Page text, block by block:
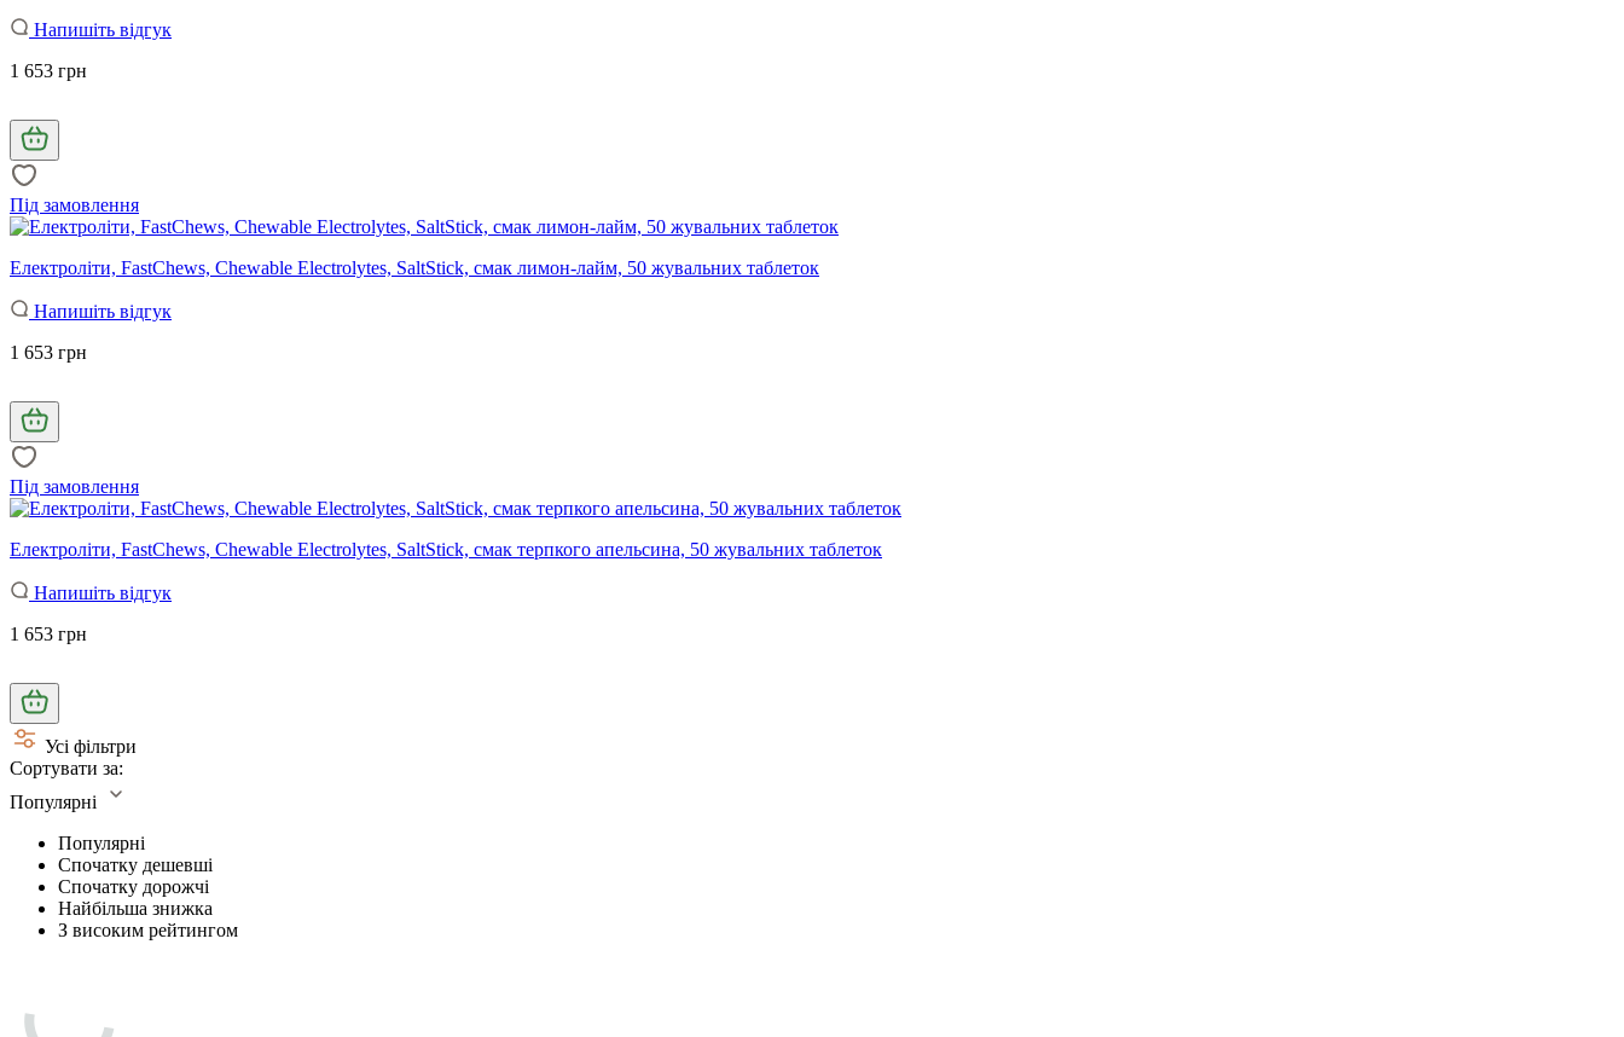
Напишіть відгук
1 653 грн
Під замовлення
Електроліти, FastChews, Chewable Electrolytes, SaltStick, смак лимон-лайм, 50 жувальних таблеток
Напишіть відгук
1 653 грн
Під замовлення
Електроліти, FastChews, Chewable Electrolytes, SaltStick, смак терпкого апельсина, 50 жувальних таблеток
Напишіть відгук
1 653 грн
Усі фільтри
Сортувати за:
Популярні
Популярні
Спочатку дешевші
Спочатку дорожчі
Найбільша знижка
З високим рейтингом